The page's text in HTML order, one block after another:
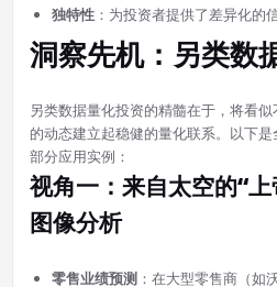
独特性：为投资者提供了差异化的信
洞察先机：另类数
另类数据量化投资的精髓在于，将看
的动态建立起稳健的量化联系。以下
部分应用实例：
视角一：来自太空的“
图像分析
零售业绩预测：在大型零售商（如